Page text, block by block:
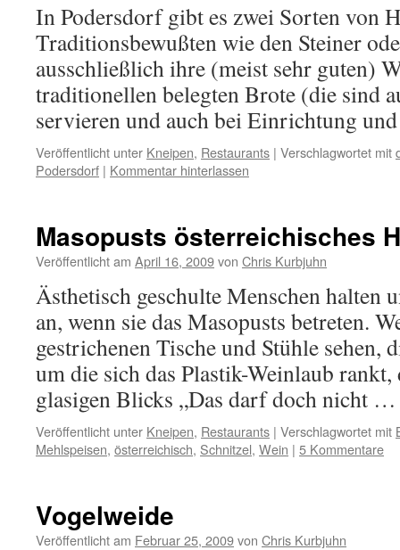
In Podersdorf gibt es zwei Sorten von
Traditionsbewußten wie den Steiner
ausschließlich ihre (meist sehr guten)
traditionellen belegten Brote (die sind
servieren und auch bei Einrichtung
Veröffentlicht unter Kneipen, Restaurants | Verschlagwortet mit
Podersdorf | Kommentar hinterlassen
Masopusts österreichisches
Veröffentlicht am April 16, 2009von Chris Kurbjuhn
Ästhetisch geschulte Menschen halten
an, wenn sie das Masopusts betreten.
gestrichenen Tische und Stühle sehen,
um die sich das Plastik-Weinlaub
glasigen Blicks „Das darf doch nicht
Veröffentlicht unter Kneipen, Restaurants | Verschlagwortet mit
Mehlspeisen, österreichisch, Schnitzel, Wein | 5 Kommentare
Vogelweide
Veröffentlicht am Februar 25, 2009von Chris Kurbjuhn